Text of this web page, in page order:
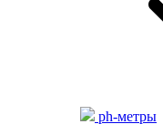
ph-метры